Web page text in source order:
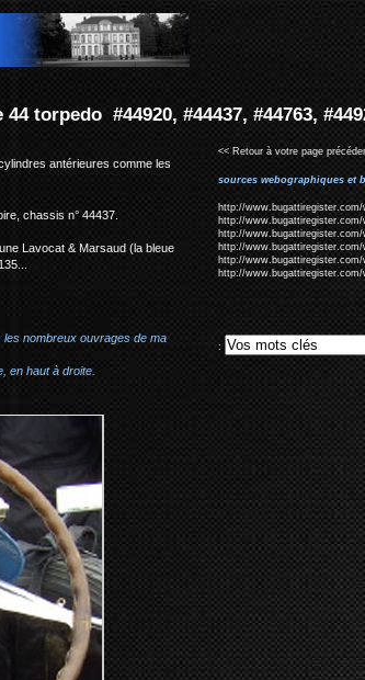
#44926...
antérieures comme les
chassis n° 44437.
Lavocat & Marsaud (la bleue
nombreux ouvrages de ma
en haut à droite.
<< Retour à votre page
sources webographiques et
http://
http://
http://
http://
http://
http://www.bugattiregister.com/
: